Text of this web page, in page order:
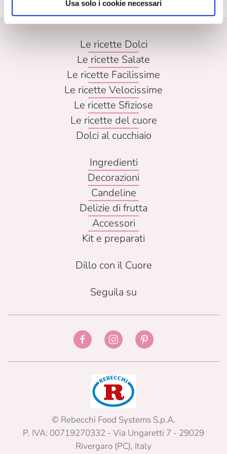
Usa solo i cookie necessari
Le ricette Dolci
Le ricette Salate
Le ricette Facilissime
Le ricette Velocissime
Le ricette Sfiziose
Le ricette del cuore
Dolci al cucchiaio
Ingredienti
Decorazioni
Candeline
Delizie di frutta
Accessori
Kit e preparati
Dillo con il Cuore
Seguila su
© Rebecchi Food Systems S.p.A.
P. IVA: 00719270332 - Via Ungaretti 7 - 29029
Rivergaro (PC), Italy